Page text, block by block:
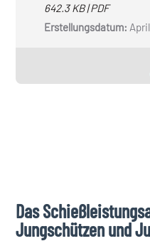
642.3 KB | PDF
Erstellungsdatum:
Das
Jungschützen und